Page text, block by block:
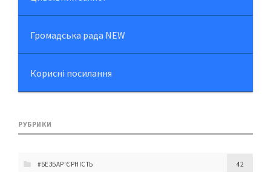
Громадська рада NEW
Корисні посилання
РУБРИКИ
#БЕЗБАР'ЄРНІСТЬ 42